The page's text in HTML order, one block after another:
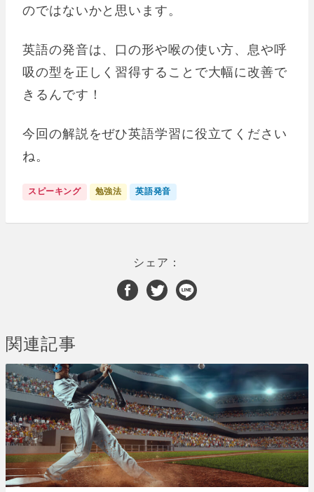
のではないかと思います。
英語の発音は、口の形や喉の使い方、息や呼
吸の型を正しく習得することで大幅に改善で
きるんです！
今回の解説をぜひ英語学習に役立てください
ね。
スピーキング 勉強法 英語発音
シェア：
関連記事